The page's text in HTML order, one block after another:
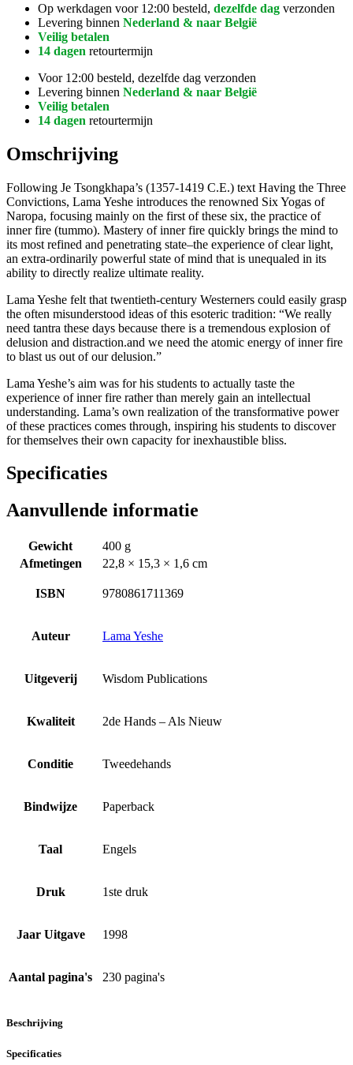
Op werkdagen voor 12:00 besteld, dezelfde dag verzonden
Levering binnen Nederland & naar België
Veilig betalen
14 dagen retourtermijn
Voor 12:00 besteld, dezelfde dag verzonden
Levering binnen Nederland & naar België
Veilig betalen
14 dagen retourtermijn
Omschrijving
Following Je Tsongkhapa’s (1357-1419 C.E.) text Having the Three
Convictions, Lama Yeshe introduces the renowned Six Yogas of
Naropa, focusing mainly on the first of these six, the practice of
inner fire (tummo). Mastery of inner fire quickly brings the mind to
its most refined and penetrating state–the experience of clear light,
an extra-ordinarily powerful state of mind that is unequaled in its
ability to directly realize ultimate reality.
Lama Yeshe felt that twentieth-century Westerners could easily grasp
the often misunderstood ideas of this esoteric tradition: “We really
need tantra these days because there is a tremendous explosion of
delusion and distraction.and we need the atomic energy of inner fire
to blast us out of our delusion.”
Lama Yeshe’s aim was for his students to actually taste the
experience of inner fire rather than merely gain an intellectual
understanding. Lama’s own realization of the transformative power
of these practices comes through, inspiring his students to discover
for themselves their own capacity for inexhaustible bliss.
Specificaties
Aanvullende informatie
Gewicht
400 g
Afmetingen
22,8 × 15,3 × 1,6 cm
ISBN 9780861711369
Auteur Lama Yeshe
Uitgeverij Wisdom Publications
Kwaliteit 2de Hands – Als Nieuw
Conditie Tweedehands
Bindwijze Paperback
Taal Engels
Druk 1ste druk
Jaar Uitgave 1998
Aantal pagina's 230 pagina's
Beschrijving
Specificaties